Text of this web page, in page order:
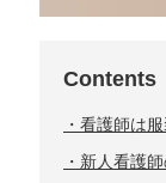
Contents
看護師は
新人看護